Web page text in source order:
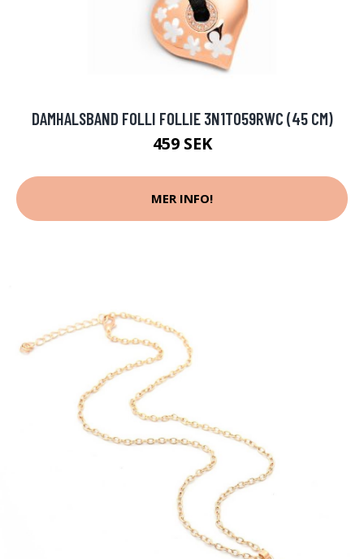
DAMHALSBAND FOLLI FOLLIE 3N1T059RWC (45 CM)
459 SEK
MER INFO!